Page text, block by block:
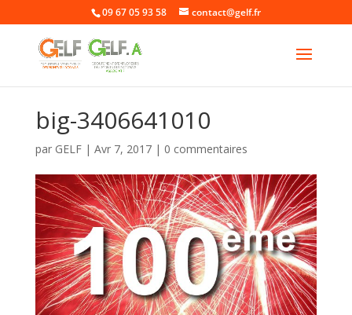
09 67 05 93 58 contact@gelf.fr
big-3406641010
par GELF| Avr 7, 2017| 0 commentaires